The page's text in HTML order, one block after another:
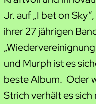
Jr. auf „I bet on
ihrer 27 jährigen
und Murph ist es
beste Album. Oder
Strich verhält es